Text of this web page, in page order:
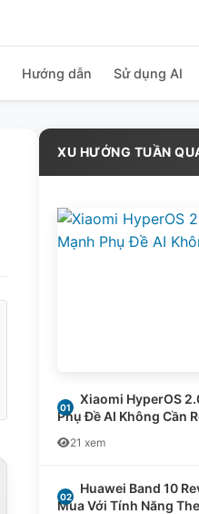
Hướng dẫn Sử dụng AI
XU HƯỚNG TUẦN
Xiaomi HyperOS
Phụ Đề AI Không Cần
21 xem
Huawei Band 10
Mua Với Tính Năng